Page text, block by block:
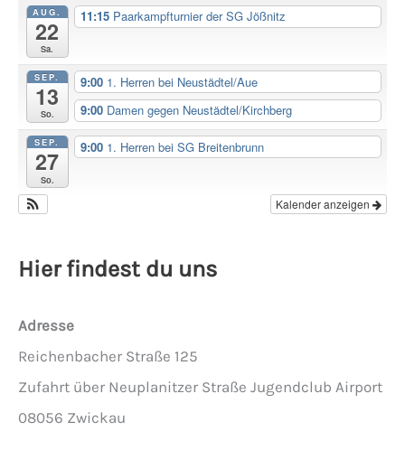
AUG.
22
Sa.
11:15 Paarkampfturnier der SG Jößnitz
SEP.
13
So.
9:00 1. Herren bei Neustädtel/Aue
9:00 Damen gegen Neustädtel/Kirchberg
SEP.
27
So.
9:00 1. Herren bei SG Breitenbrunn
Kalender anzeigen
Hier findest du uns
Adresse
Reichenbacher Straße 125
Zufahrt über Neuplanitzer Straße Jugendclub Airport
08056 Zwickau